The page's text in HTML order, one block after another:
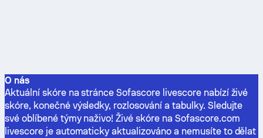
O nás
Aktuální skóre na stránce Sofascore livescore nabízí živé
skóre, konečné výsledky, rozlosování a tabulky. Sledujte
své oblíbené týmy naživo! Živé skóre na Sofascore.com
livescore je automaticky aktualizováno a nemusíte to dělat